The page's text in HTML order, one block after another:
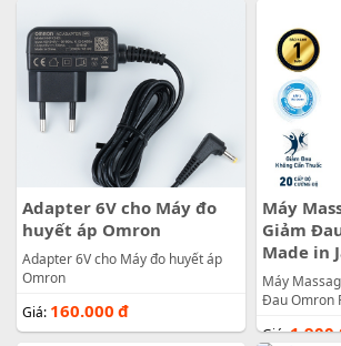
Adapter 6V cho Máy đo
huyết áp Omron
Adapter 6V cho Máy đo huyết áp
Omron
Giá: 160.000 đ
Máy
Giảm
Made in
Máy
Đau Omron
Giá: